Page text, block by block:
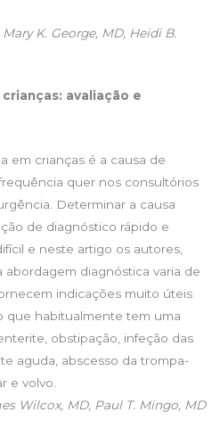
K. George, MD, Heidi B.
avaliação e
em crianças é a causa de
quer nos consultórios
Determinar a causa
de diagnóstico rápido e
e neste artigo os autores,
diagnóstica varia de
indicações muito úteis
que habitualmente tem uma
obstipação, infeção das
aguda, abscesso da trompa-
e volvo.
Wilcox, MD, Paul T. Mingo, MD